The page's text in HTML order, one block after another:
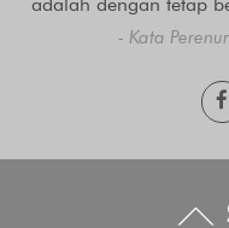
- Kata